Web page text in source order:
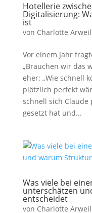
Hotellerie
Digitalisierung:
ist
von Charlotte
Vor einem Jahr
„Brauchen wir das
eher: „Wie schnell
plötzlich perfekt
schnell sich Claude
gesetzt hat und...
Was viele bei
unterschätzen
entscheidet
von Charlotte